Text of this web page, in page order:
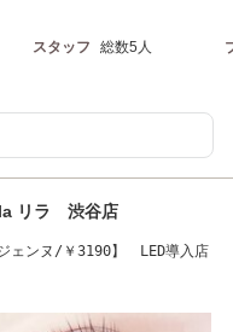
スタッフ 総数5人
リラ 渋谷店
ェンヌ/￥3190】 LED導入店